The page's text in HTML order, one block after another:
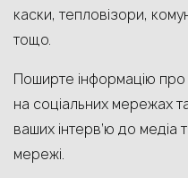
каски, тепловізори,
тощо.
Поширте інформацію про
на соціальних мережах
ваших інтерв’ю до медіа
мережі.